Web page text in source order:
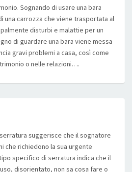
Sognando di usare una bara
una carrozza che viene trasportata al
disturbi e malattie per un
di guardare una bara viene messa
gravi problemi a casa, così come
o nelle relazioni….
suggerisce che il sognatore
che richiedono la sua urgente
specifico di serratura indica che il
disorientato, non sa cosa fare o